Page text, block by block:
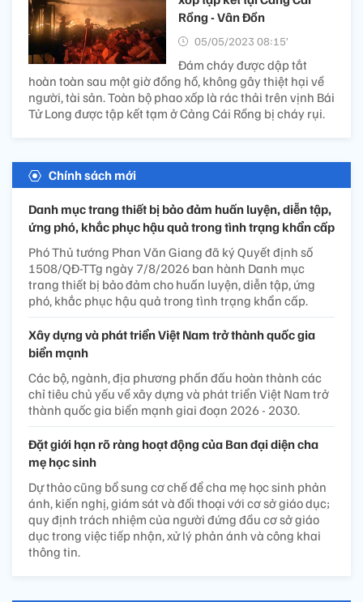
Rồng - Vân Đồn
05/05/2023 08:15’
Đám cháy được dập tắt
hoàn toàn sau một giờ đồng hồ, không gây thiệt hại về
người, tài sản. Toàn bộ phao xốp là rác thải trên vịnh Bái
Tử Long được tập kết tạm ở Cảng Cái Rồng bị cháy rụi.
Chính sách mới
Danh mục trang thiết bị bảo đảm huấn luyện, diễn tập,
ứng phó, khắc phục hậu quả trong tình trạng khẩn cấp
Phó Thủ tướng Phan Văn Giang đã ký Quyết định số
1508/QĐ-TTg ngày 7/8/2026 ban hành Danh mục
trang thiết bị bảo đảm cho huấn luyện, diễn tập, ứng
phó, khắc phục hậu quả trong tình trạng khẩn cấp.
Xây dựng và phát triển Việt Nam trở thành quốc gia
biển mạnh
Các bộ, ngành, địa phương phấn đấu hoàn thành các
chỉ tiêu chủ yếu về xây dựng và phát triển Việt Nam trở
thành quốc gia biển mạnh giai đoạn 2026 - 2030.
Đặt giới hạn rõ ràng hoạt động của Ban đại diện cha
mẹ học sinh
Dự thảo cũng bổ sung cơ chế để cha mẹ học sinh phản
ánh, kiến nghị, giám sát và đối thoại với cơ sở giáo dục;
quy định trách nhiệm của người đứng đầu cơ sở giáo
dục trong việc tiếp nhận, xử lý phản ánh và công khai
thông tin.